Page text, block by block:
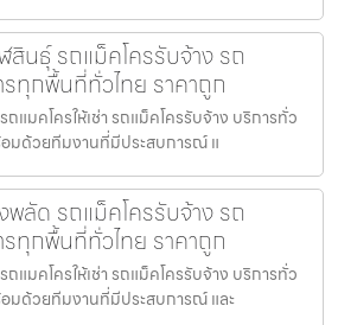
สินธุ์ รถแม็คโครรับจ้าง รถ
รทุกพื้นที่ทั่วไทย ราคาถูก
แมคโครให้เช่า รถแม็คโครรับจ้าง บริการทั่ว
อมด้วยทีมงานที่มีประสบการณ์ แ
พลัด รถแม็คโครรับจ้าง รถ
รทุกพื้นที่ทั่วไทย ราคาถูก
แมคโครให้เช่า รถแม็คโครรับจ้าง บริการทั่ว
อมด้วยทีมงานที่มีประสบการณ์ และ